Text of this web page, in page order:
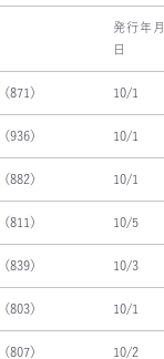
発行年月
日
（871） 10/1
（936） 10/1
（882） 10/1
（811） 10/5
（839） 10/3
（803） 10/1
（807） 10/2